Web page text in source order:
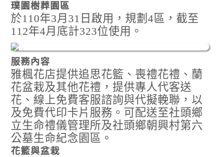
璞園樹葬園區
於110年3月31日啟用，規劃4區，截至
112年4月底計323位使用。
服務內容
雅楓花店提供追思花籃、喪禮花禮、蘭
花盆栽及其他花禮，提供專人代客送
花、線上免費客服諮詢與代擬輓聯，以
及免費代印卡片服務。可配送至社頭鄉
立生命禮儀管理所及社頭鄉朝興村第六
公墓生命紀念園區。
花籃與盆栽